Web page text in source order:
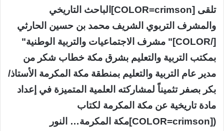
تلقى [COLOR=crimson]الباحث التاريخي
والمشرف التربوي الشريف محمد بن حسين الحارثي
[/COLOR]" مشرف الاجتماعيات والتربية الوطنية"
بمكتب التربية والتعليم بشرق مكة خطاب شكر من
مدير عام التربية والتعليم بمنطقة مكة المكرمة الأستاذ/
بكر بصفر تثميناً لمشاركته العلمية المتميزة في إعداد
مادة تاريخية عن مكة المكرمة لكتاب
([COLOR=crimson]مكة المكرمة… النور